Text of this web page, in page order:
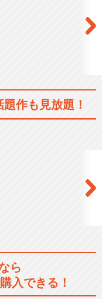
作も見放題！
ら
入できる！